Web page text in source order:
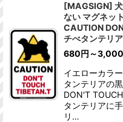
[MAGSIGN]
ない マグネッ
CAUTION
チべタンテリア
680円 ～3,000
イエローカラ
タンテリアの
DON'T
タンテリアに
リ…